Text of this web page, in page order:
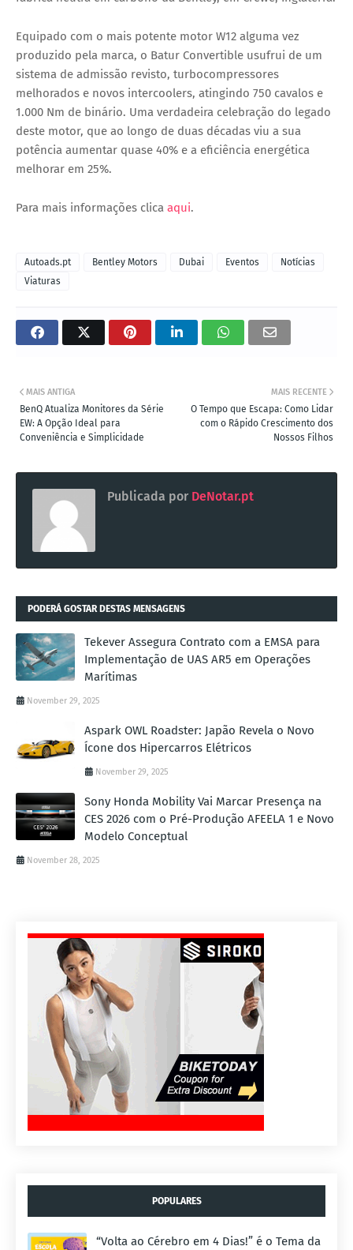
Equipado com o mais potente motor W12 alguma vez
produzido pela marca, o Batur Convertible usufrui de um
sistema de admissão revisto, turbocompressores
melhorados e novos intercoolers, atingindo 750 cavalos e
1.000 Nm de binário. Uma verdadeira celebração do legado
deste motor, que ao longo de duas décadas viu a sua
potência aumentar quase 40% e a eficiência energética
melhorar em 25%.
Para mais informações clica aqui.
Autoads.pt Bentley Motors Dubai Eventos
Notícias
Viaturas
MAIS RECENTE
O Tempo que Escapa: Como Lidar
com o Rápido Crescimento dos
Nossos Filhos
MAIS ANTIGA
BenQ Atualiza Monitores da Série
EW: A Opção Ideal para
Conveniência e Simplicidade
Publicada por DeNotar.pt
PODERÁ GOSTAR DESTAS MENSAGENS
Tekever Assegura Contrato com a EMSA para
Implementação de UAS AR5 em Operações
Marítimas
November 29, 2025
Aspark OWL Roadster: Japão Revela o Novo
Ícone dos Hipercarros Elétricos
November 29, 2025
Sony Honda Mobility Vai Marcar Presença na
CES 2026 com o Pré-Produção AFEELA 1 e Novo
Modelo Conceptual
November 28, 2025
POPULARES
“Volta ao Cérebro em 4 Dias!” é o Tema da